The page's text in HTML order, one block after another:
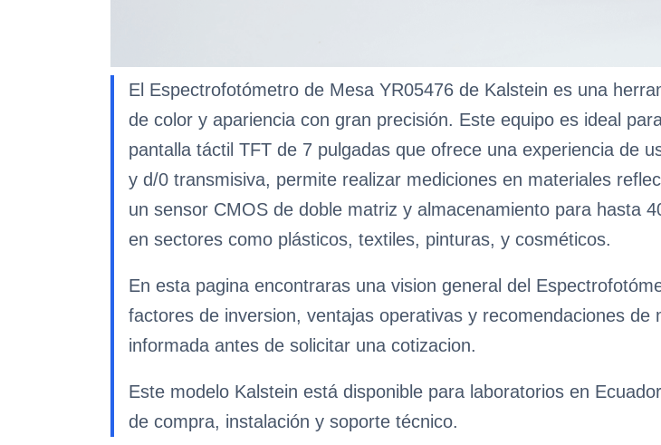
El Espectrofotómetro de Mesa YR05476 de Kalstein es una
de color y apariencia con gran precisión. Este equipo es ideal
pantalla táctil TFT de 7 pulgadas que ofrece una experiencia de
y d/0 transmisiva, permite realizar mediciones en materiales
un sensor CMOS de doble matriz y almacenamiento para hasta
en sectores como plásticos, textiles, pinturas, y cosméticos.
En esta pagina encontraras una vision general del
factores de inversion, ventajas operativas y recomendaciones
informada antes de solicitar una cotizacion.
Este modelo Kalstein está disponible para laboratorios en
de compra, instalación y soporte técnico.